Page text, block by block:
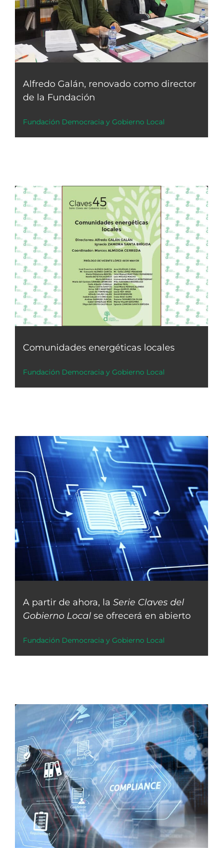
Alfredo Galán, renovado como director
de la Fundación
Fundación Democracia y Gobierno Local
Comunidades energéticas locales
Fundación Democracia y Gobierno Local
A partir de ahora, la Serie Claves del
Gobierno Local se ofrecerá en abierto
Fundación Democracia y Gobierno Local